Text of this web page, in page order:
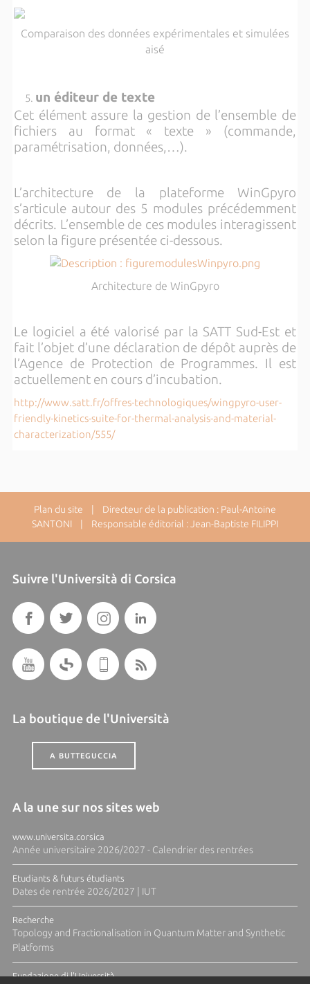
Comparaison des données expérimentales et simulées
aisé
un éditeur de texte
Cet élément assure la gestion de l’ensemble de
fichiers au format « texte » (commande,
paramétrisation, données,…).
L’architecture de la plateforme WinGpyro
s’articule autour des 5 modules précédemment
décrits. L’ensemble de ces modules interagissent
selon la figure présentée ci-dessous.
Architecture de WinGpyro
Le logiciel a été valorisé par la SATT Sud-Est et
fait l’objet d’une déclaration de dépôt auprès de
l’Agence de Protection de Programmes. Il est
actuellement en cours d’incubation.
http://www.satt.fr/offres-technologiques/wingpyro-user-
friendly-kinetics-suite-for-thermal-analysis-and-material-
characterization/555/
Plan du site | Directeur de la publication : Paul-Antoine
SANTONI | Responsable éditorial : Jean-Baptiste FILIPPI
Suivre l'Università di Corsica
La boutique de l'Università
A BUTTEGUCCIA
A la une sur nos sites web
www.universita.corsica
Année universitaire 2026/2027 - Calendrier des rentrées
Etudiants & futurs étudiants
Dates de rentrée 2026/2027 | IUT
Recherche
Topology and Fractionalisation in Quantum Matter and Synthetic
Platforms
Fundazione di l'Università